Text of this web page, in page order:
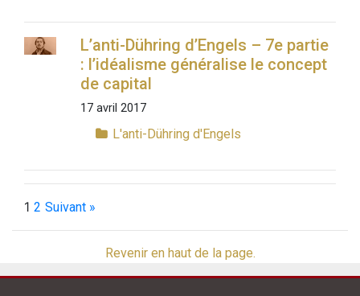
L’anti-Dühring d’Engels – 7e partie
: l’idéalisme généralise le concept
de capital
17 avril 2017
L'anti-Dühring d'Engels
1 2 Suivant »
Revenir en haut de la page.